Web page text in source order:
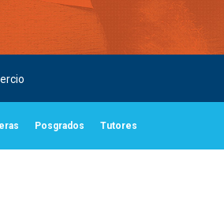
Posgrados Tutores